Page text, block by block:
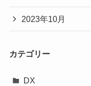
2023年10月
カテゴリー
DX